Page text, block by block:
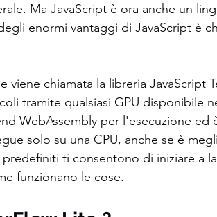
Ma JavaScript è ora anche un
enormi vantaggi di JavaScript è
viene chiamata la libreria JavaScript
tramite qualsiasi GPU disponibile
WebAssembly per l'esecuzione
solo su una CPU, anche se è
predefiniti ti consentono di iniziare a
funzionano le cose.